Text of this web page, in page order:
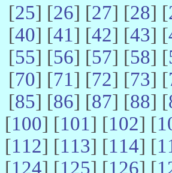
[25] [26] [27] [28] [
[40] [41] [42] [43] [
[55] [56] [57] [58] [
[70] [71] [72] [73] [
[85] [86] [87] [88] [
[100] [101] [102] [
[112] [113] [114] [
[124] [125] [126] [